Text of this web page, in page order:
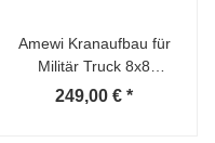
Amewi Kranaufbau für
Militär Truck 8x8
Zugmaschine 1:12
249,00 € *